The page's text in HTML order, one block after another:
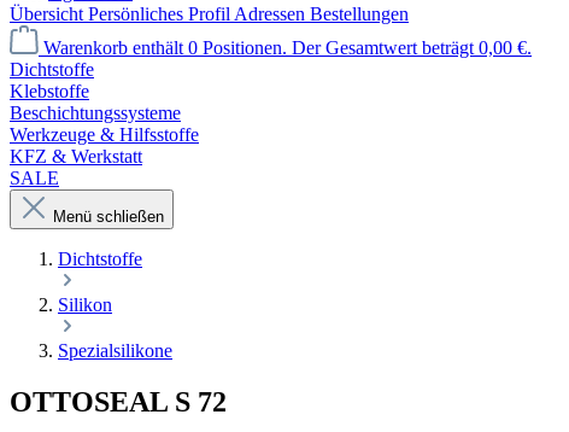
Übersicht Persönliches Profil Adressen Bestellungen
Warenkorb enthält 0 Positionen. Der Gesamtwert beträgt 0,00 €.
Dichtstoffe
Klebstoffe
Beschichtungssysteme
Werkzeuge & Hilfsstoffe
KFZ & Werkstatt
SALE
Menü schließen
Dichtstoffe
Silikon
Spezialsilikone
OTTOSEAL S 72